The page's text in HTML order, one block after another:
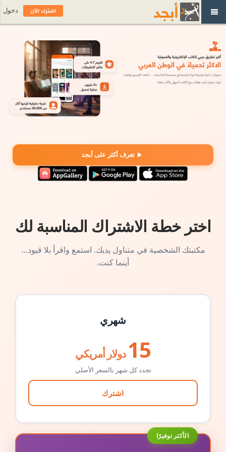
تعرف أكثر على أبجد
اختر خطة الاشتراك المناسبة لك
مكتبتك الشخصية في متناول يديك. استمع واقرأ بلا قيود…
أينما كنت.
شهري
15 دولار أمريكي
تجدد كل شهر بالسعر الأصلي
اشترك
الأكثر توفيرًا
اشترك الآن دخول